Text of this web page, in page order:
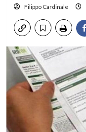
Filippo Cardinale